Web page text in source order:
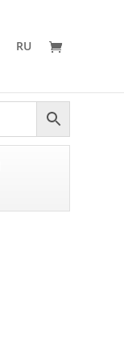
RU